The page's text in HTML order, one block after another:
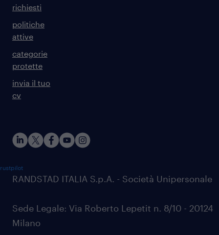
richiesti
politiche
attive
categorie
protette
invia il tuo
cv
RANDSTAD ITALIA S.p.A. - Società Unipersonale
Sede Legale: Via Roberto Lepetit n. 8/10 - 20124
Milano